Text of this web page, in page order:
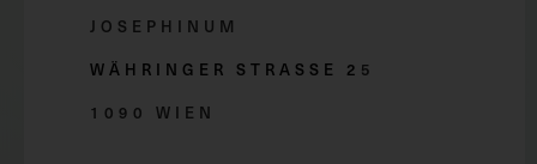
JOSEPHINUM
WÄHRINGER STRASSE 2 5
1090 WIEN